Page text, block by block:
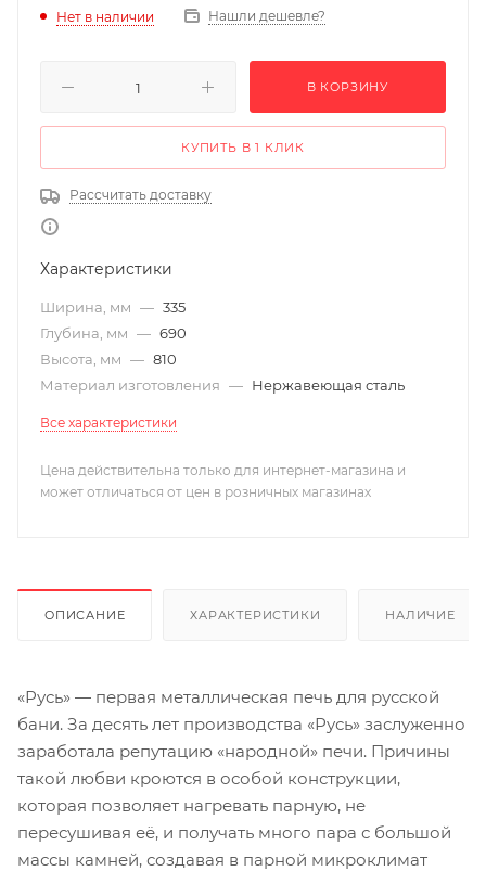
Нет в наличии Нашли дешевле?
В КОРЗИНУ
КУПИТЬ В 1 КЛИК
Рассчитать доставку
Характеристики
Ширина, мм — 335
Глубина, мм — 690
Высота, мм — 810
Материал изготовления — Нержавеющая сталь
Все характеристики
Цена действительна только для интернет-магазина и
может отличаться от цен в розничных магазинах
ОПИСАНИЕ ХАРАКТЕРИСТИКИ НАЛИЧИЕ
«Русь» — первая металлическая печь для русской
бани. За десять лет производства «Русь» заслуженно
заработала репутацию «народной» печи. Причины
такой любви кроются в особой конструкции,
которая позволяет нагревать парную, не
пересушивая её, и получать много пара с большой
массы камней, создавая в парной микроклимат